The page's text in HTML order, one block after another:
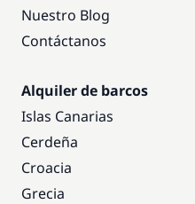
Nuestro Blog
Contáctanos
Alquiler de barcos
Islas Canarias
Cerdeña
Croacia
Grecia